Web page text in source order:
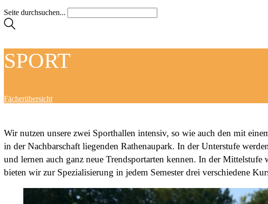
Seite durchsuchen...
SPORT
Fächerübersicht
Wir nutzen unsere zwei Sporthallen intensiv, so wie auch den mit
in der Nachbarschaft liegenden Rathenaupark. In der Unterstufe
und lernen auch ganz neue Trendsportarten kennen. In der
bieten wir zur Spezialisierung in jedem Semester drei verschiedene